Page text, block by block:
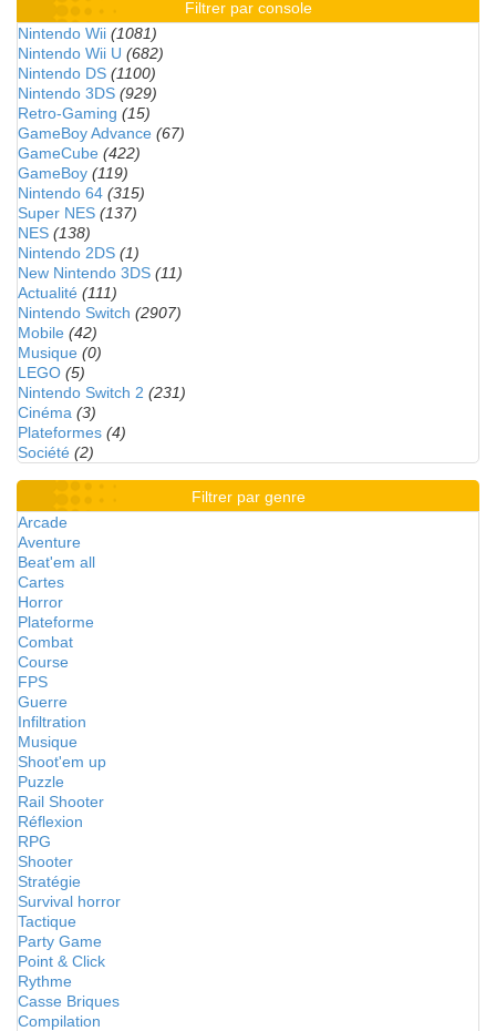
Filtrer par console
Nintendo Wii (1081)
Nintendo Wii U (682)
Nintendo DS (1100)
Nintendo 3DS (929)
Retro-Gaming (15)
GameBoy Advance (67)
GameCube (422)
GameBoy (119)
Nintendo 64 (315)
Super NES (137)
NES (138)
Nintendo 2DS (1)
New Nintendo 3DS (11)
Actualité (111)
Nintendo Switch (2907)
Mobile (42)
Musique (0)
LEGO (5)
Nintendo Switch 2 (231)
Cinéma (3)
Plateformes (4)
Société (2)
Filtrer par genre
Arcade
Aventure
Beat'em all
Cartes
Horror
Plateforme
Combat
Course
FPS
Guerre
Infiltration
Musique
Shoot'em up
Puzzle
Rail Shooter
Réflexion
RPG
Shooter
Stratégie
Survival horror
Tactique
Party Game
Point & Click
Rythme
Casse Briques
Compilation